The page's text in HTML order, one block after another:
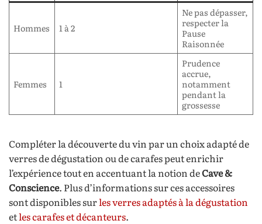
Hommes 1 à 2
Ne pas dépasser,
respecter la
Pause
Raisonnée
Femmes 1
Prudence
accrue,
notamment
pendant la
grossesse
Compléter la découverte du vin par un choix adapté de
verres de dégustation ou de carafes peut enrichir
l’expérience tout en accentuant la notion deCave &
Conscience. Plus d’informations sur ces accessoires
sont disponibles surles verres adaptés à la dégustation
etles carafes et décanteurs.